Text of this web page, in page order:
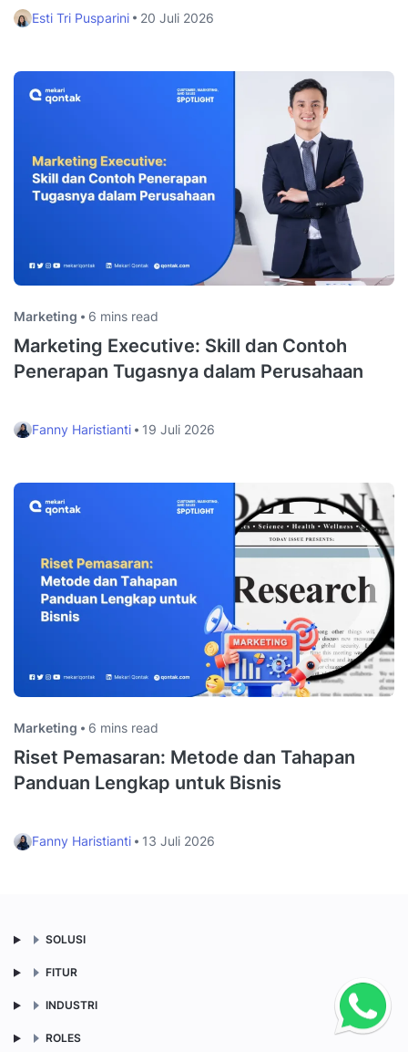
Esti Tri Pusparini 20 Juli 2026
Marketing 6 mins read
Marketing Executive: Skill dan Contoh
Penerapan Tugasnya dalam Perusahaan
Fanny Haristianti 19 Juli 2026
Marketing 6 mins read
Riset Pemasaran: Metode dan Tahapan
Panduan Lengkap untuk Bisnis
Fanny Haristianti 13 Juli 2026
SOLUSI
FITUR
INDUSTRI
ROLES